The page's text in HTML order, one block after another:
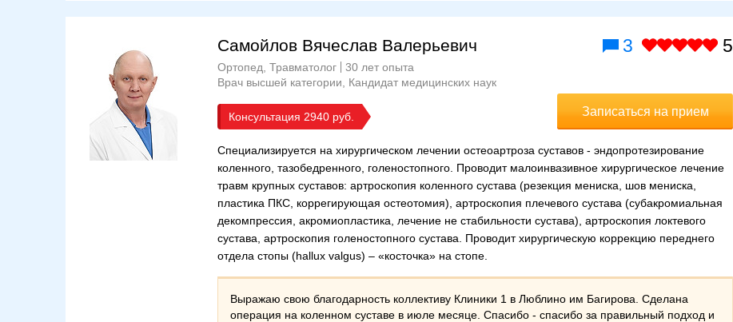
Самойлов Вячеслав Валерьевич 3 5
Ортопед, Травматолог
30 лет опыта
Врач высшей категории
Кандидат медицинских наук
Консультация 2940 Записаться на прием
Специализируется на хирургическом лечении остеоартроза суставов - эндопротезирование
коленного, тазобедренного, голеностопного. Проводит малоинвазивное хирургическое лечение
травм крупных суставов: артроскопия коленного сустава (резекция мениска, шов мениска,
пластика ПКС, коррегирующая остеотомия), артроскопия плечевого сустава (субакромиальная
декомпрессия, акромиопластика, лечение не стабильности сустава), артроскопия локтевого
сустава, артроскопия голеностопного сустава. Проводит хирургическую коррекцию переднего
отдела стопы (hallux valgus) – «косточка» на стопе.
Выражаю свою благодарность коллективу Клиники 1 в Люблино им Багирова. Сделана
операция на коленном суставе в июле месяце. Спасибо - спасибо за правильный подход и